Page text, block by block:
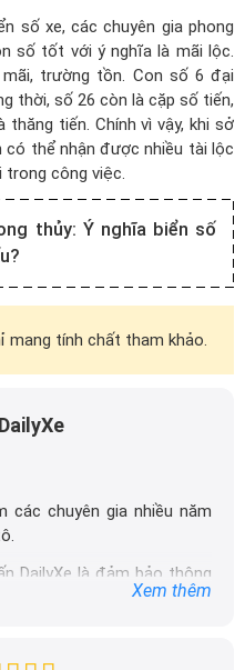
số xe, các chuyên gia phong
số tốt với ý nghĩa là mãi lộc.
trường tồn. Con số 6 đại
thời, số 26 còn là cặp số tiến,
tiến. Chính vì vậy, khi sở
có thể nhận được nhiều tài lộc
trong công việc.
thủy: Ý nghĩa biển số
tính chất tham khảo.
các chuyên gia nhiều năm
DailyXe là đảm bảo thông
dailyxe.com.vn, thường
Xem thêm